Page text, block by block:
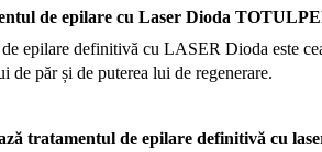
de epilare cu Laser Dioda
epilare definitivă cu LASER Dioda este
de păr și de puterea lui de regenerare.
tratamentul de epilare definitivă cu